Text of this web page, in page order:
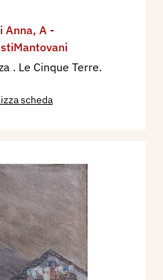
Anna, A -
. Le Cinque Terre.
scheda